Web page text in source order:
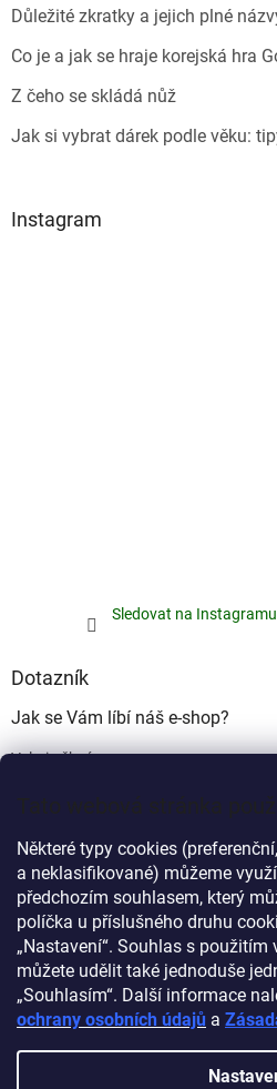
Tato webová stránka
Některé typy cookies
a neklasifikované) můžeme
předchozím souhlasem, který
políčka u příslušného druhu
„Nastavení“. Souhlas s
můžete udělit také jednoduše
„Souhlasím“. Další informace
ochrany osobních údajů a
Důležité zkratky a jejich plné
Co je a jak se hraje korejská hra
Z čeho se skládá nůž
Jak si vybrat dárek podle věku:
Instagram
Sledovat na Instagramu
Dotazník
Jak se Vám líbí náš e-shop?
Velmi pěkný
Ujde to
Nelíbí se mi
Počet hlasů:340
Myprovas.cz
Vytvořil